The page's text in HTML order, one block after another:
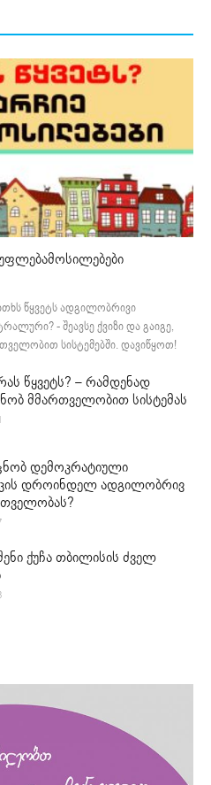
უფლებამოსილებები
წყვეტს ადგილობრივი
- შეავსე ქვიზი და გაიგე,
სისტემებში. დავიწყოთ!
წყვეტს? – რამდენად
მმართველობით სისტემას
დემოკრატიული
დროინდელ ადგილობრივ
ქუჩა თბილისის ძველ